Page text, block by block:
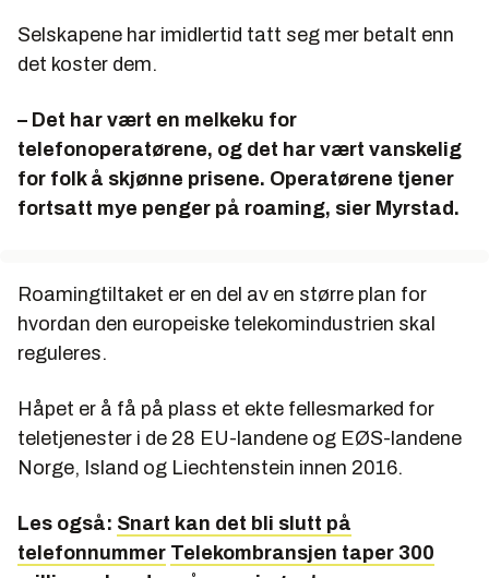
Selskapene har imidlertid tatt seg mer betalt enn
det koster dem.
– Det har vært en melkeku for
telefonoperatørene, og det har vært vanskelig
for folk å skjønne prisene. Operatørene tjener
fortsatt mye penger på roaming, sier Myrstad.
Roamingtiltaket er en del av en større plan for
hvordan den europeiske telekomindustrien skal
reguleres.
Håpet er å få på plass et ekte fellesmarked for
teletjenester i de 28 EU-landene og EØS-landene
Norge, Island og Liechtenstein innen 2016.
Les også: Snart kan det bli slutt på
telefonnummer Telekombransjen taper 300